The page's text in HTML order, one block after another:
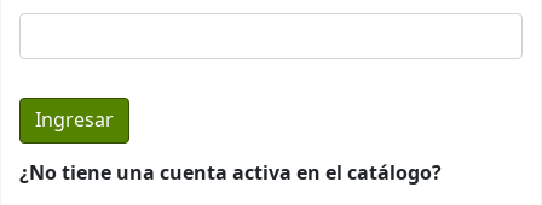
¿No tiene una cuenta activa en el catálogo?